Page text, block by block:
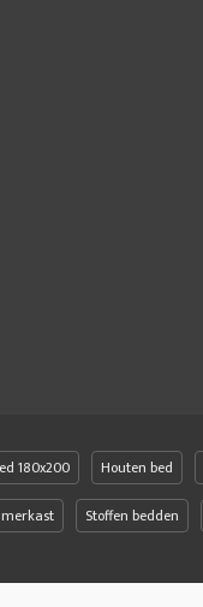
180x200 Houten bed
Stoffen bedden